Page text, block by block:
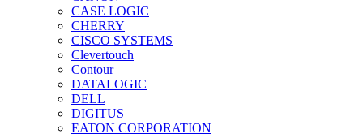
CASE LOGIC
CHERRY
CISCO SYSTEMS
Clevertouch
Contour
DATALOGIC
DELL
DIGITUS
EATON CORPORATION